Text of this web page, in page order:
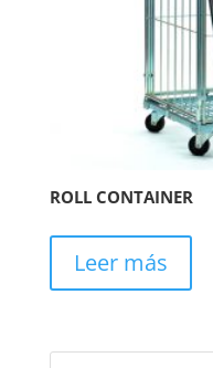
ROLL CONTAINER
Leer más